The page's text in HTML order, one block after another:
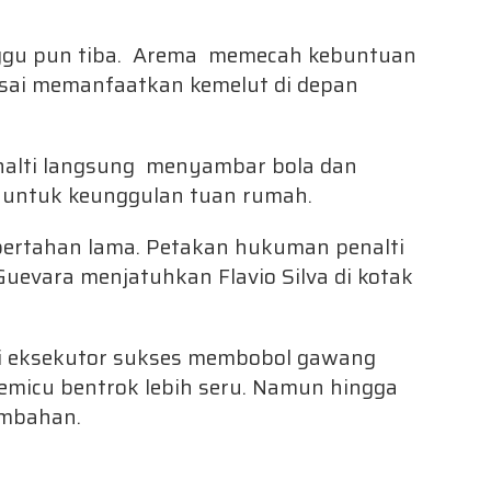
pun tiba. Arema memecah kebuntuan
memanfaatkan kemelut di depan
langsung menyambar bola dan
keunggulan tuan rumah.
lama. Petakan hukuman penalti
menjatuhkan Flavio Silva di kotak
sukses membobol gawang
bentrok lebih seru. Namun hingga